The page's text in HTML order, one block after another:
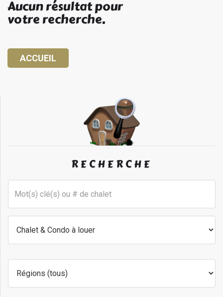
Aucun résultat pour
votre recherche.
ACCUEIL
RECHERCHE